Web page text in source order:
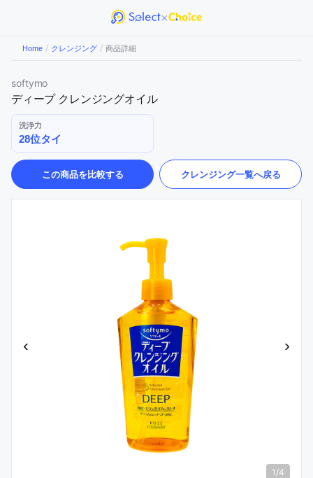
Home / クレンジング / 商品詳細
softymo
ディープ クレンジングオイル
洗浄力
28位タイ
この商品を比較する クレンジング一覧へ戻る
‹ ›
1 /4